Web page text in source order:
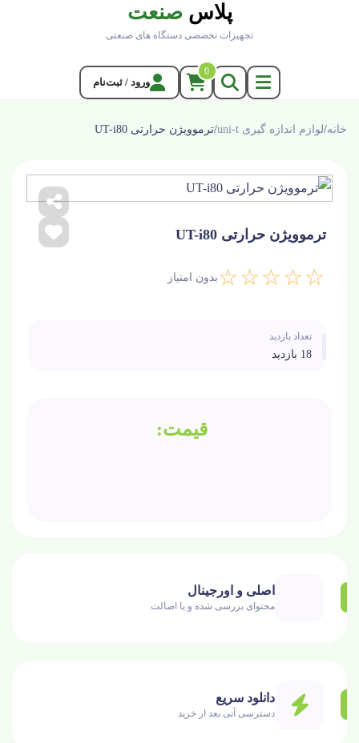
پلاس صنعت
تجهیزات تخصصی دستگاه های صنعتی
0
ورود / ثبت‌نام
خانه/لوازم اندازه گیری uni-t /ترموویژن حرارتی UT-i80
ترموویژن حرارتی UT-i80
☆☆☆☆☆ بدون امتیاز
تعداد بازدید
18 بازدید
اصلی و اورجینال
محتوای بررسی شده و با اصالت
دانلود سریع
دسترسی آنی بعد از خرید